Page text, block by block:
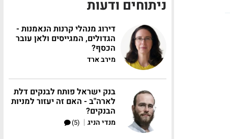
ניתוחים ודעות
דירוג מנהלי קרנות הנאמנות -
הגדולים, המגייסים ולאן עובר
הכסף?
מירב ארד
בנק ישראל פותח לבנקים דלת
לארה"ב - האם זה יעזור למניות
הבנקים?
מנדי הניג |
(5)